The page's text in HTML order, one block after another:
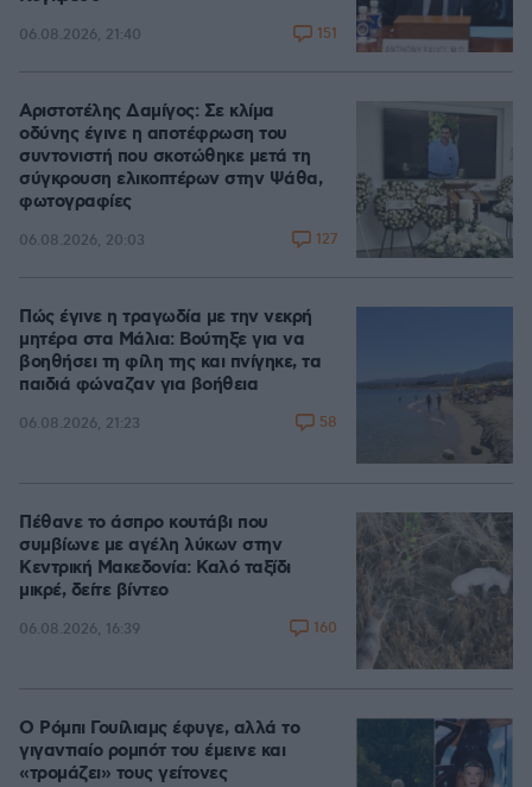
06.08.2026, 21:40 151
Αριστοτέλης Δαμίγος: Σε κλίμα
οδύνης έγινε η αποτέφρωση του
συντονιστή που σκοτώθηκε μετά τη
σύγκρουση ελικοπτέρων στην Ψάθα,
φωτογραφίες
06.08.2026, 20:03 127
Πώς έγινε η τραγωδία με την νεκρή
μητέρα στα Μάλια: Βούτηξε για να
βοηθήσει τη φίλη της και πνίγηκε, τα
παιδιά φώναζαν για βοήθεια
06.08.2026, 21:23 58
Πέθανε το άσπρο κουτάβι που
συμβίωνε με αγέλη λύκων στην
Κεντρική Μακεδονία: Καλό ταξίδι
μικρέ, δείτε βίντεο
06.08.2026, 16:39 160
Ο Ρόμπι Γουίλιαμς έφυγε, αλλά το
γιγαντιαίο ρομπότ του έμεινε και
«τρομάζει» τους γείτονες